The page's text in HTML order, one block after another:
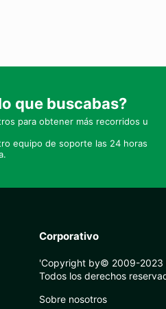
que buscabas?
para obtener más recorridos u
equipo de soporte las 24 horas
Corporativo
'Copyright by© 2009-2023
Todos los derechos
Sobre nosotros